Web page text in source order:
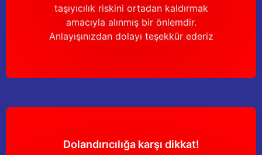
taşıyıcılık riskini ortadan kaldırmak
amacıyla alınmış bir önlemdir.
Anlayışınızdan dolayı teşekkür ederiz
Dolandırıcılığa karşı dikkat!